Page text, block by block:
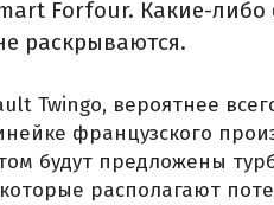
Forfour. Какие-
раскрываются.
Twingo, вероятнее
французского
будут предложены
располагают